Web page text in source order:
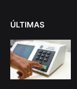
ÚLTIMAS